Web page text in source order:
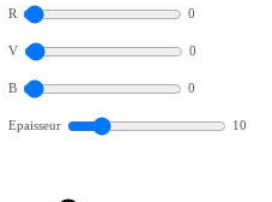
R 0
V 0
B 0
Epaisseur 10